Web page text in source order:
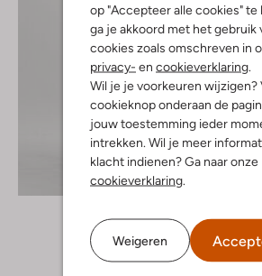
op "Accepteer alle cookies" te
ga je akkoord met het gebruik
cookies zoals omschreven in
privacy- en cookieverklaring.
Wil je je voorkeuren wijzigen?
cookieknop onderaan de
jouw toestemming ieder
intrekken. Wil je meer
klacht indienen? Ga naar onze
cookieverklaring.
Weigeren
Ontdek de look